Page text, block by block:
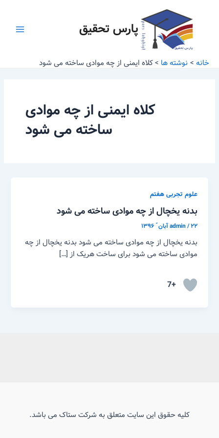
پارس تحقیق
خانه نوشته ها کلاه ایمنی از چه موادی ساخته می شود
کلاه ایمنی از چه موادی
ساخته می شود
علوم تجربی هفتم
بدنه یخچال از چه موادی ساخته می شود
admin/۲۲ آبان ّ ۱۳۹۶
بدنه یخچال از چه موادی ساخته می شود بدنه یخچال از چه
موادی ساخته می شود برای ساخت هریک از […]
+7
کلیه حقوق این سایت متعلق به شرکت ستاک می باشد.